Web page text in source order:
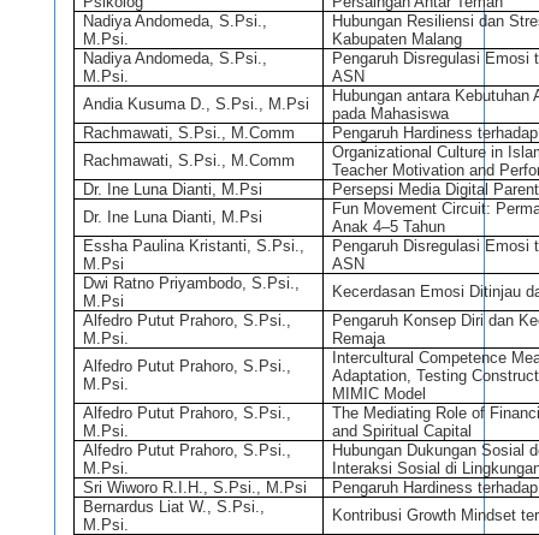
Nadiya Andomeda, S.Psi.,
M.Psi.
Hubungan Resiliensi dan
Kabupaten Malang
Nadiya Andomeda, S.Psi.,
M.Psi.
Pengaruh Disregulasi Emosi
ASN
Andia Kusuma D., S.Psi., M.Psi
Hubungan antara
pada Mahasiswa
Rachmawati, S.Psi., M.Comm
Pengaruh Hardiness
Rachmawati, S.Psi., M.Comm
Organizational Culture in
Teacher Motivation and
Dr. Ine Luna Dianti, M.Psi
Persepsi Media Digital
Dr. Ine Luna Dianti, M.Psi
Fun Movement Circuit:
Anak 4–5 Tahun
Essha Paulina Kristanti, S.Psi.,
M.Psi
Pengaruh Disregulasi Emosi
ASN
Dwi Ratno Priyambodo, S.Psi.,
M.Psi
Kecerdasan Emosi Ditinjau
Alfedro Putut Prahoro, S.Psi.,
M.Psi.
Pengaruh Konsep Diri dan
Remaja
Alfedro Putut Prahoro, S.Psi.,
M.Psi.
Intercultural Competence
Adaptation, Testing
MIMIC Model
Alfedro Putut Prahoro, S.Psi.,
M.Psi.
The Mediating Role of
and Spiritual Capital
Alfedro Putut Prahoro, S.Psi.,
M.Psi.
Hubungan Dukungan Sosial
Interaksi Sosial di
Sri Wiworo R.I.H., S.Psi., M.Psi
Pengaruh Hardiness
Bernardus Liat W., S.Psi.,
M.Psi.
Kontribusi Growth Mindset